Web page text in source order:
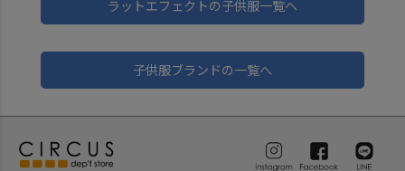
ラットエフェクトの子供服一覧へ
子供服ブランドの一覧へ